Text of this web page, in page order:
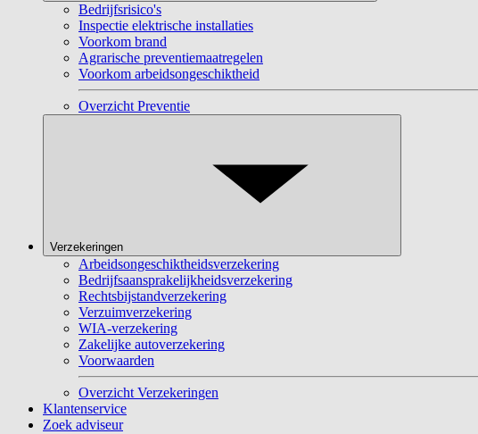
Bedrijfsrisico's
Inspectie elektrische installaties
Voorkom brand
Agrarische preventiemaatregelen
Voorkom arbeidsongeschiktheid
Overzicht Preventie
Verzekeringen
Arbeidsongeschiktheidsverzekering
Bedrijfsaansprakelijkheidsverzekering
Rechtsbijstandverzekering
Verzuimverzekering
WIA-verzekering
Zakelijke autoverzekering
Voorwaarden
Overzicht Verzekeringen
Klantenservice
Zoek adviseur